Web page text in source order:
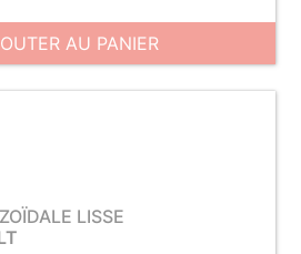
AU PANIER
LISSE